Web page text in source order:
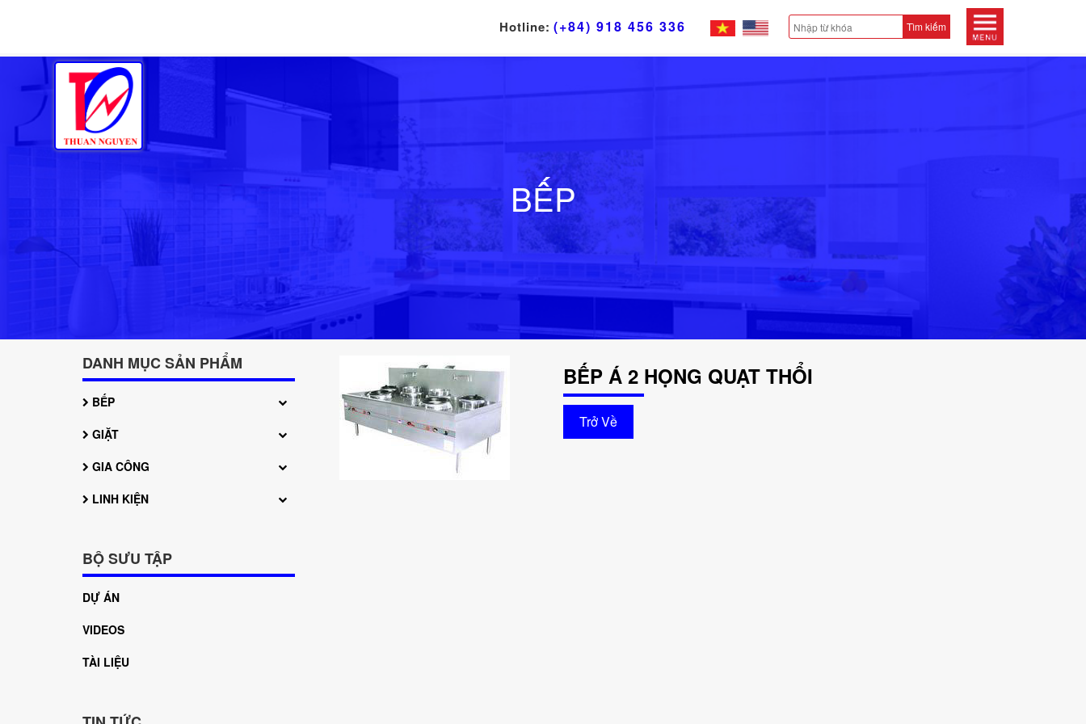
Tìm kiếm
Hotline: (+84) 918 456 336
BẾP
DANH MỤC SẢN PHẨM
BẾP
GIẶT
GIA CÔNG
LINH KIỆN
BỘ SƯU TẬP
DỰ ÁN
VIDEOS
TÀI LIỆU
BẾP Á 2 HỌNG QUẠT THỔI
Trở Về